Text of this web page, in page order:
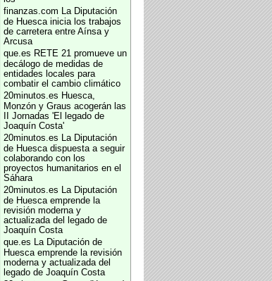
finanzas.com La Diputación
de Huesca inicia los trabajos
de carretera entre Aínsa y
Arcusa
que.es RETE 21 promueve un
decálogo de medidas de
entidades locales para
combatir el cambio climático
20minutos.es Huesca,
Monzón y Graus acogerán las
II Jornadas 'El legado de
Joaquín Costa'
20minutos.es La Diputación
de Huesca dispuesta a seguir
colaborando con los
proyectos humanitarios en el
Sáhara
20minutos.es La Diputación
de Huesca emprende la
revisión moderna y
actualizada del legado de
Joaquín Costa
que.es La Diputación de
Huesca emprende la revisión
moderna y actualizada del
legado de Joaquín Costa